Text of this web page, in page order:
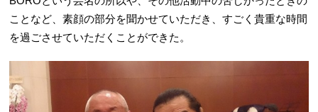
ことなど、素顔の部分を聞かせていただき、すごく貴重な時間
を過ごさせていただくことができた。